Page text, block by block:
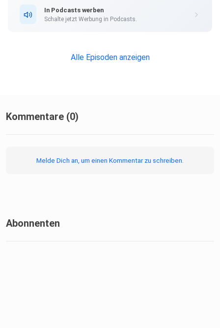
Andere Streaming-Plattformen:
https://castroyal.de/smart-performer/
In Podcasts werben
Schalte jetzt Werbung in Podcasts.
Alle Episoden anzeigen
Kommentare (0)
Melde Dich an, um einen Kommentar zu schreiben.
Abonnenten